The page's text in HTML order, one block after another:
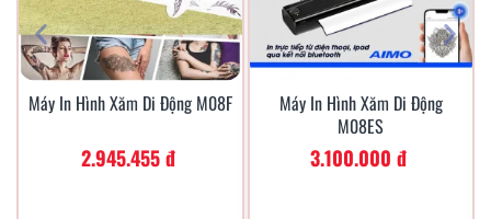
Xem Nhanh
Máy In Hình Xăm Di Động M08F
2.945.455 đ
Xem Nhanh
Máy In Hình Xăm Di Động
M08ES
3.100.000 đ